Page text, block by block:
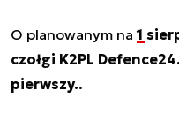
O planowanym na 1
czołgi K2PL
pierwszy..